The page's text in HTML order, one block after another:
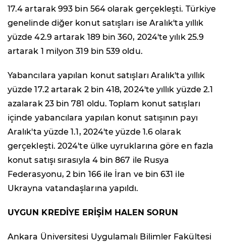
17.4 artarak 993 bin 564 olarak gerçekleşti. Türkiye
genelinde diğer konut satışları ise Aralık'ta yıllık
yüzde 42.9 artarak 189 bin 360, 2024'te yılık 25.9
artarak 1 milyon 319 bin 539 oldu.
Yabancılara yapılan konut satışları Aralık'ta yıllık
yüzde 17.2 artarak 2 bin 418, 2024'te yıllık yüzde 2.1
azalarak 23 bin 781 oldu. Toplam konut satışları
içinde yabancılara yapılan konut satışının payı
Aralık'ta yüzde 1.1, 2024'te yüzde 1.6 olarak
gerçekleşti. 2024'te ülke uyruklarına göre en fazla
konut satışı sırasıyla 4 bin 867 ile Rusya
Federasyonu, 2 bin 166 ile İran ve bin 631 ile
Ukrayna vatandaşlarına yapıldı.
UYGUN KREDİYE ERİŞİM HALEN SORUN
Ankara Üniversitesi Uygulamalı Bilimler Fakültesi